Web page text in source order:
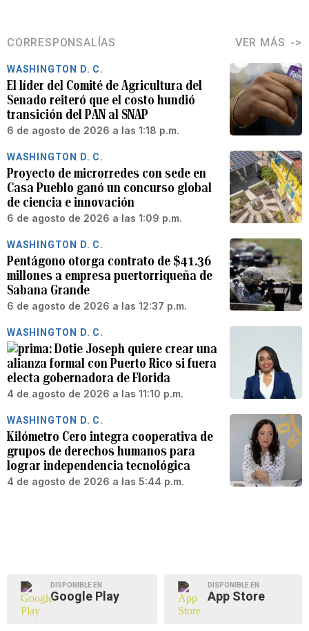
CORRESPONSALÍAS VER MÁS
WASHINGTON D. C.
El líder del Comité de Agricultura del
Senado reiteró que el costo hundió
transición del PAN al SNAP
6 de agosto de 2026 a las 1:18 p.m.
WASHINGTON D. C.
Proyecto de microrredes con sede en
Casa Pueblo ganó un concurso global
de ciencia e innovación
6 de agosto de 2026 a las 1:09 p.m.
WASHINGTON D. C.
Pentágono otorga contrato de $41.36
millones a empresa puertorriqueña de
Sabana Grande
6 de agosto de 2026 a las 12:37 p.m.
WASHINGTON D. C.
Dotie Joseph quiere crear una
alianza formal con Puerto Rico si fuera
electa gobernadora de Florida
4 de agosto de 2026 a las 11:10 p.m.
WASHINGTON D. C.
Kilómetro Cero integra cooperativa de
grupos de derechos humanos para
lograr independencia tecnológica
4 de agosto de 2026 a las 5:44 p.m.
DISPONIBLE EN
Google Play
DISPONIBLE EN
App Store